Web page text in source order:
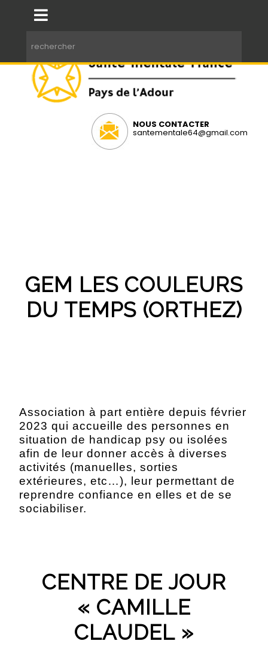
NOUS CONTACTER
santementale64@gmail.com
GEM LES COULEURS
DU TEMPS (ORTHEZ)
Association à part entière depuis février
2023 qui accueille des personnes en
situation de handicap psy ou isolées
afin de leur donner accès à diverses
activités (manuelles, sorties
extérieures, etc…), leur permettant de
reprendre confiance en elles et de se
sociabiliser.
CENTRE DE JOUR
« CAMILLE
CLAUDEL »